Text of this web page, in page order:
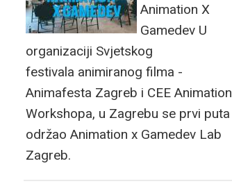
Animation X
Gamedev U
organizaciji Svjetskog
festivala animiranog filma -
Animafesta Zagreb i CEE Animation
Workshopa, u Zagrebu se prvi puta
održao Animation x Gamedev Lab
Zagreb.